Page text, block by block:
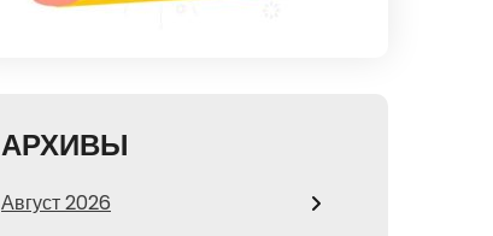
АРХИВЫ
Август 2026